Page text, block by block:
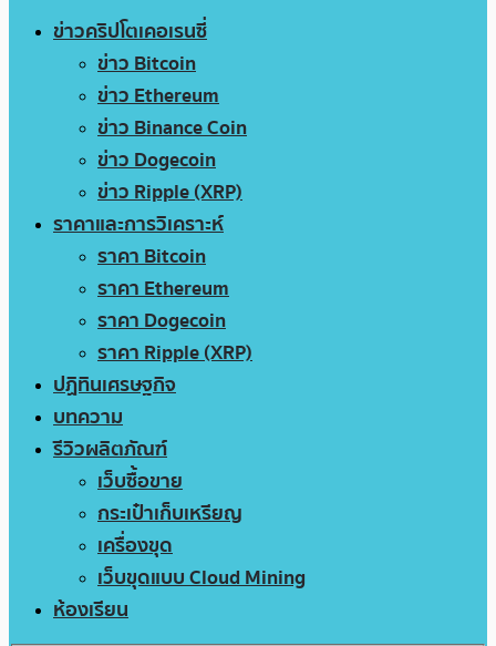
ข่าวคริปโตเคอเรนซี่
ข่าว Bitcoin
ข่าว Ethereum
ข่าว Binance Coin
ข่าว Dogecoin
ข่าว Ripple (XRP)
ราคาและการวิเคราะห์
ราคา Bitcoin
ราคา Ethereum
ราคา Dogecoin
ราคา Ripple (XRP)
ปฏิทินเศรษฐกิจ
บทความ
รีวิวผลิตภัณฑ์
เว็บซื้อขาย
กระเป๋าเก็บเหรียญ
เครื่องขุด
เว็บขุดแบบ Cloud Mining
ห้องเรียน